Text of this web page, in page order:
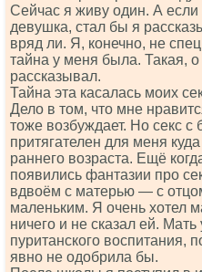
Сейчас я живу один. А
девушка, стал бы я
вряд ли. Я, конечно, не
тайна у меня была. Такая,
рассказывал.
Тайна эта касалась моих
Дело в том, что мне
тоже возбуждает. Но секс с
притягателен для меня
раннего возраста. Ещё
появились фантазии про
вдвоём с матерью — с
маленьким. Я очень хотел
ничего и не сказал ей.
пуританского воспитания,
явно не одобрила бы.